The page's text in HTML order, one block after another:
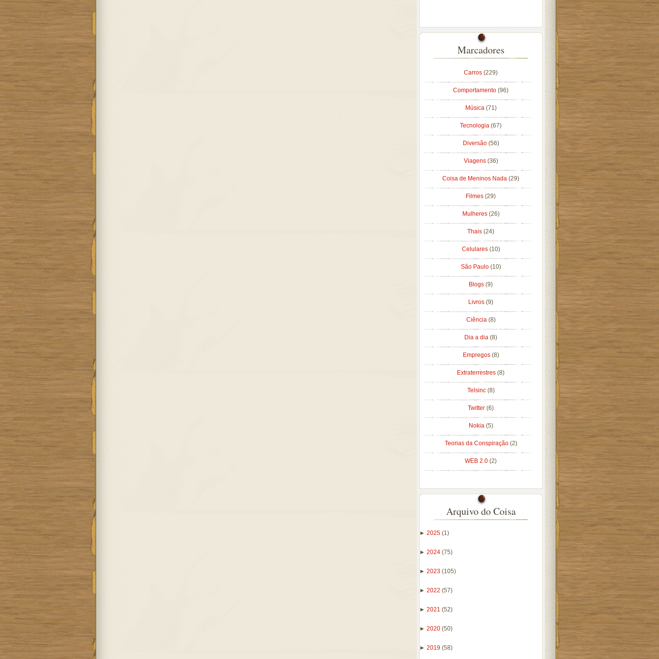
Marcadores
Carros (229)
Comportamento (96)
Música (71)
Tecnologia (67)
Diversão (56)
Viagens (36)
Coisa de Meninos Nada (29)
Filmes (29)
Mulheres (26)
Thais (24)
Celulares (10)
São Paulo (10)
Blogs (9)
Livros (9)
Ciência (8)
Dia a dia (8)
Empregos (8)
Extraterrestres (8)
Telsinc (8)
Twitter (6)
Nokia (5)
Teorias da Conspiração (2)
WEB 2.0 (2)
Arquivo do Coisa
► 2025 (1)
► 2024 (75)
► 2023 (105)
► 2022 (57)
► 2021 (52)
► 2020 (50)
► 2019 (58)